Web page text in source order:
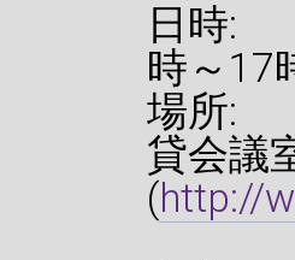
日時:
時～17
場所:
貸会議
(http://